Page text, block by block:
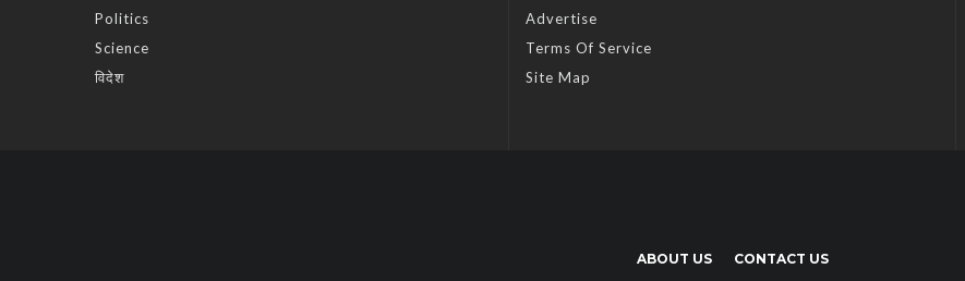
Politics
Science
विदेश
Advertise
Terms Of Service
Site Map
ABOUT US CONTACT US